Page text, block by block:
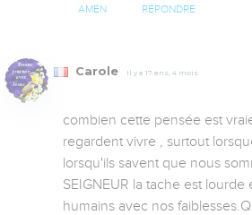
AMEN RÉPONDRE
Carole Il y a 17 ans, 4 mois
combien cette pensée est
regardent vivre , surtout
lorsqu'ils savent que nous
SEIGNEUR la tache est
humains avec nos